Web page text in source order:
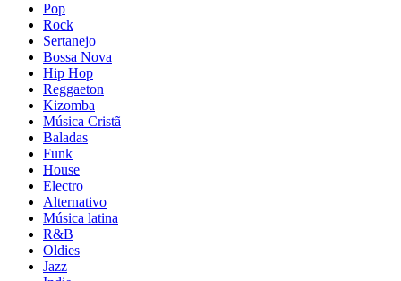
Pop
Rock
Sertanejo
Bossa Nova
Hip Hop
Reggaeton
Kizomba
Música Cristã
Baladas
Funk
House
Electro
Alternativo
Música latina
R&B
Oldies
Jazz